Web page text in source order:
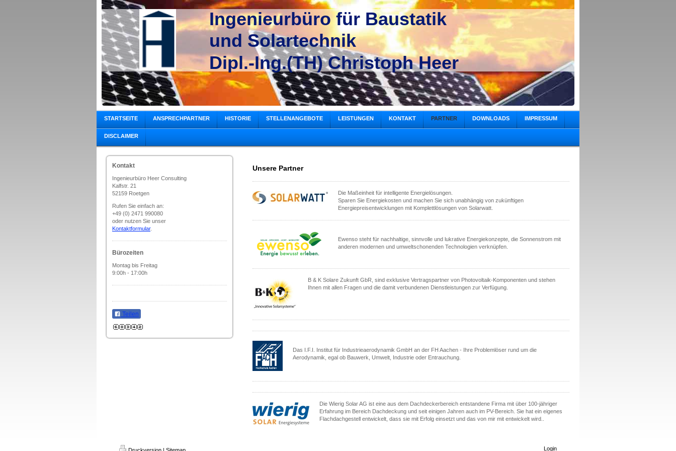
Ingenieurbüro für Baustatik
und Solartechnik
Dipl.-Ing.(TH) Christoph Heer
STARTSEITE ANSPRECHPARTNER HISTORIE STELLENANGEBOTE LEISTUNGEN KONTAKT PARTNER DOWNLOADS IMPRESSUM
DISCLAIMER
Kontakt
Ingenieurbüro Heer Consulting
Kalfstr. 21
52159 Roetgen
Rufen Sie einfach an:
+49 (0) 2471 990080
oder nutzen Sie unser
Kontaktformular.
Bürozeiten
Montag bis Freitag
9:00h - 17:00h
Teilen
Unsere Partner
Die Maßeinheit für intelligente Energielösungen.
Sparen Sie Energiekosten und machen Sie sich unabhängig von zukünftigen
Energiepreisentwicklungen mit Komplettlösungen von Solarwatt.
Ewenso steht für nachhaltige, sinnvolle und lukrative Energiekonzepte, die Sonnenstrom mit
anderen modernen und umweltschonenden Technologien verknüpfen.
B & K Solare Zukunft GbR, sind exklusive Vertragspartner von Photovoltaik-Komponenten und stehen
Ihnen mit allen Fragen und die damit verbundenen Dienstleistungen zur Verfügung.
Das I.F.I. Institut für Industrieaerodynamik GmbH an der FH Aachen - Ihre Problemlöser rund um die
Aerodynamik, egal ob Bauwerk, Umwelt, Industrie oder Entrauchung.
Die Wierig Solar AG ist eine aus dem Dachdeckerbereich entstandene Firma mit über 100-jähriger
Erfahrung im Bereich Dachdeckung und seit einigen Jahren auch im PV-Bereich. Sie hat ein eigenes
Flachdachgestell entwickelt, dass sie mit Erfolg einsetzt und das von mir mit entwickelt wird..
Login